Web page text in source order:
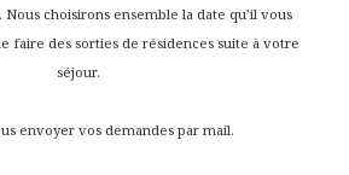
choisirons ensemble la date qu’il vous
faire des sorties de résidences suite à votre
séjour.
envoyer vos demandes par mail.